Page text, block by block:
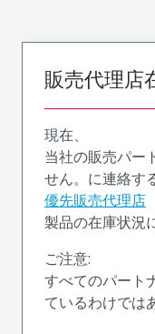
販売代理店
現在、
当社の販売パー
せん。に連絡す
優先販売代理店
製品の在庫状況
ご注意:
すべてのパート
ているわけでは